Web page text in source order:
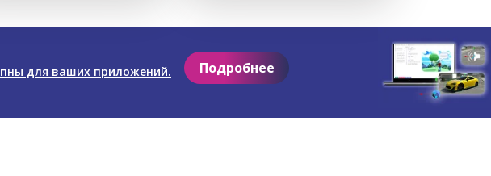
для ваших приложений.
Подробнее